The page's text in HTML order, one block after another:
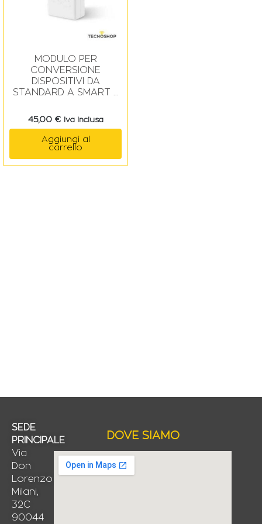
MODULO PER
CONVERSIONE
DISPOSITIVI DA
STANDARD A SMART –
NICE
45,00 € Iva Inclusa
Aggiungi al
carrello
SEDE
PRINCIPALE
Via
Don
Lorenzo
Milani,
32C
90044
DOVE SIAMO